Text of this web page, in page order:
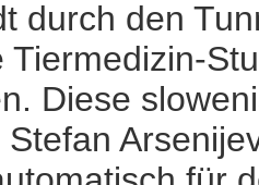
durch den
Tiermedizin-
Diese